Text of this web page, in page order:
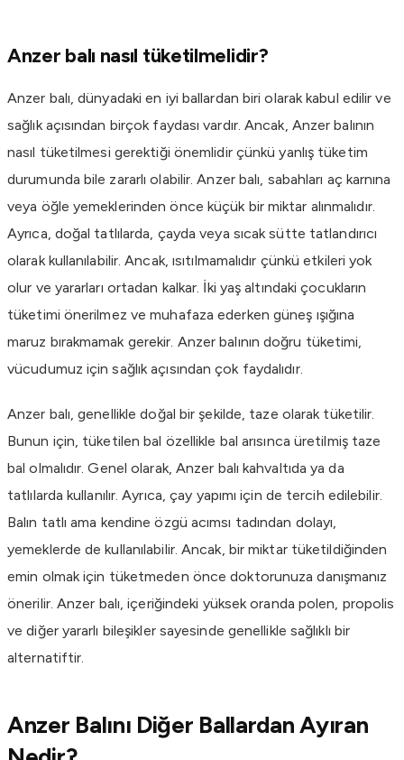
Anzer balı nasıl tüketilmelidir?
Anzer balı, dünyadaki en iyi ballardan biri olarak kabul edilir ve
sağlık açısından birçok faydası vardır. Ancak, Anzer balının
nasıl tüketilmesi gerektiği önemlidir çünkü yanlış tüketim
durumunda bile zararlı olabilir. Anzer balı, sabahları aç karnına
veya öğle yemeklerinden önce küçük bir miktar alınmalıdır.
Ayrıca, doğal tatlılarda, çayda veya sıcak sütte tatlandırıcı
olarak kullanılabilir. Ancak, ısıtılmamalıdır çünkü etkileri yok
olur ve yararları ortadan kalkar. İki yaş altındaki çocukların
tüketimi önerilmez ve muhafaza ederken güneş ışığına
maruz bırakmamak gerekir. Anzer balının doğru tüketimi,
vücudumuz için sağlık açısından çok faydalıdır.
Anzer balı, genellikle doğal bir şekilde, taze olarak tüketilir.
Bunun için, tüketilen bal özellikle bal arısınca üretilmiş taze
bal olmalıdır. Genel olarak, Anzer balı kahvaltıda ya da
tatlılarda kullanılır. Ayrıca, çay yapımı için de tercih edilebilir.
Balın tatlı ama kendine özgü acımsı tadından dolayı,
yemeklerde de kullanılabilir. Ancak, bir miktar tüketildiğinden
emin olmak için tüketmeden önce doktorunuza danışmanız
önerilir. Anzer balı, içeriğindeki yüksek oranda polen, propolis
ve diğer yararlı bileşikler sayesinde genellikle sağlıklı bir
alternatiftir.
Anzer Balını Diğer Ballardan Ayıran